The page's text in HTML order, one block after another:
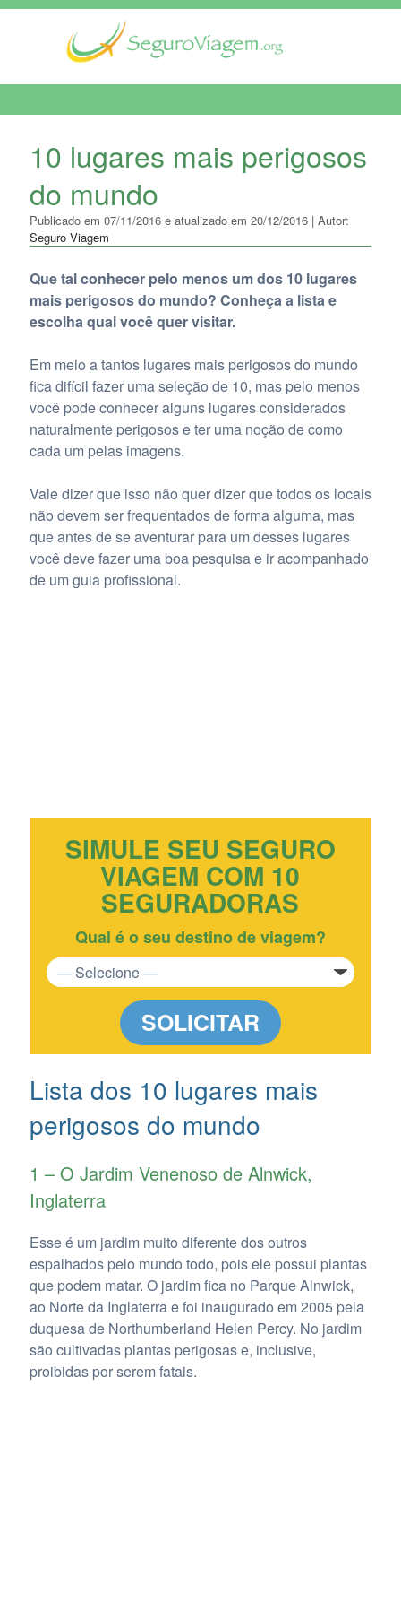
10 lugares mais perigosos
do mundo
Publicado em 07/11/2016 e atualizado em 20/12/2016 | Autor:
Seguro Viagem
Que tal conhecer pelo menos um dos 10 lugares
mais perigosos do mundo? Conheça a lista e
escolha qual você quer visitar.
Em meio a tantos lugares mais perigosos do mundo
fica difícil fazer uma seleção de 10, mas pelo menos
você pode conhecer alguns lugares considerados
naturalmente perigosos e ter uma noção de como
cada um pelas imagens.
Vale dizer que isso não quer dizer que todos os locais
não devem ser frequentados de forma alguma, mas
que antes de se aventurar para um desses lugares
você deve fazer uma boa pesquisa e ir acompanhado
de um guia profissional.
SIMULE SEU SEGURO
VIAGEM COM 10
SEGURADORAS
Qual é o seu destino de viagem?
SOLICITAR
Lista dos 10 lugares mais
perigosos do mundo
1 – O Jardim Venenoso de Alnwick,
Inglaterra
Esse é um jardim muito diferente dos outros
espalhados pelo mundo todo, pois ele possui plantas
que podem matar. O jardim fica no Parque Alnwick,
ao Norte da Inglaterra e foi inaugurado em 2005 pela
duquesa de Northumberland Helen Percy. No jardim
são cultivadas plantas perigosas e, inclusive,
proibidas por serem fatais.